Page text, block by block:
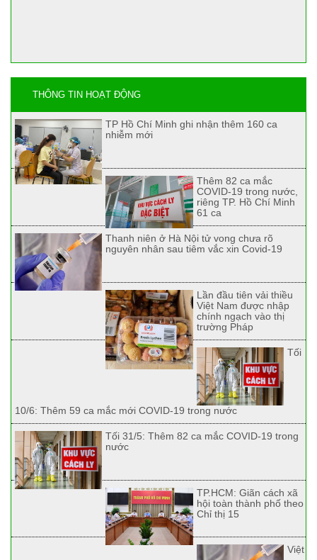
THÔNG TIN HOẠT ĐỘNG
TP Hồ Chí Minh ghi nhận thêm 160 ca
nhiễm mới
Thêm 82 ca mắc
COVID-19 trong nước,
riêng TP. Hồ Chí Minh
61 ca
Thanh niên ở Hà Nội tử vong chưa rõ
nguyên nhân sau tiêm vắc xin Covid-19
Lần đầu tiên vải thiều
Việt Nam được nhập
chính ngạch vào thị
trường Pháp
Tối
10/6: Thêm 59 ca mắc mới COVID-19 trong nước
Tối 31/5: Thêm 82 ca mắc COVID-19 trong
nước
TP.HCM: Giãn cách xã
hội toàn thành phố theo
Chỉ thị 15
Việt